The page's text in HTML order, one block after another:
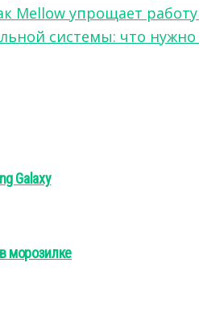
Mellow упрощает
системы: что нужно
Galaxy
морозилке